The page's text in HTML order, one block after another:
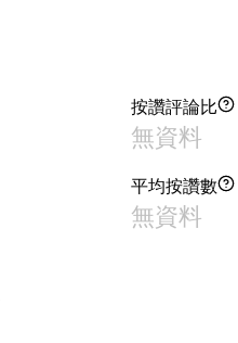
按讚評論比
無資料
平均按讚數
無資料